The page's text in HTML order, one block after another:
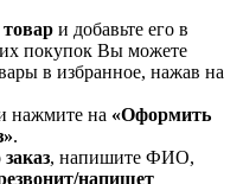
и добавьте его в
покупок Вы можете
в избранное, нажав на
нажмите на «Оформить
.
, напишите ФИО,
напишет